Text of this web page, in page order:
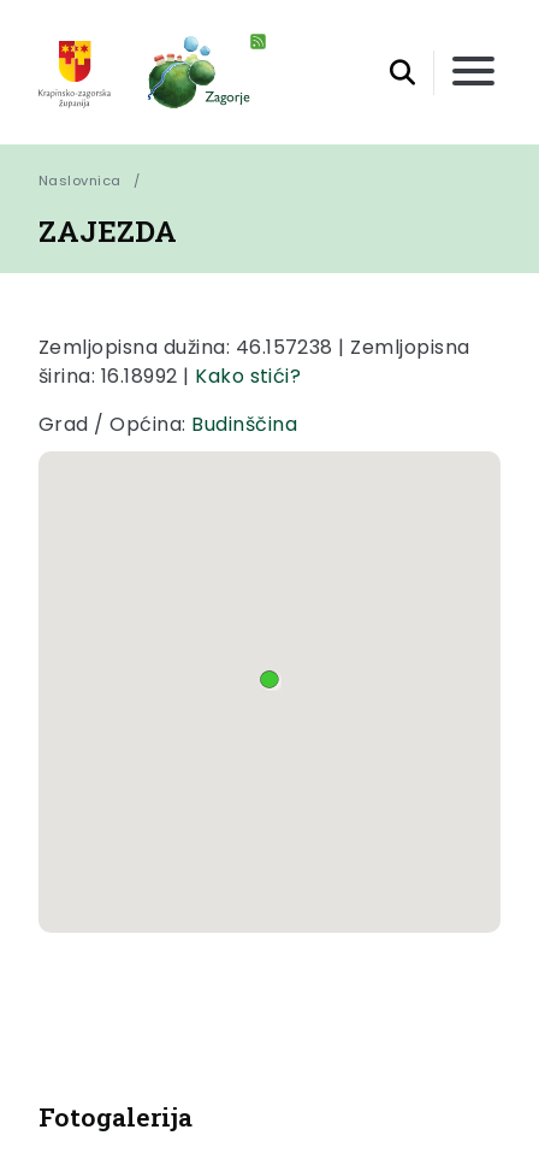
Naslovnica
ZAJEZDA
Zemljopisna dužina: 46.157238 | Zemljopisna
širina: 16.18992 | Kako stići?
Grad / Općina: Budinščina
Fotogalerija